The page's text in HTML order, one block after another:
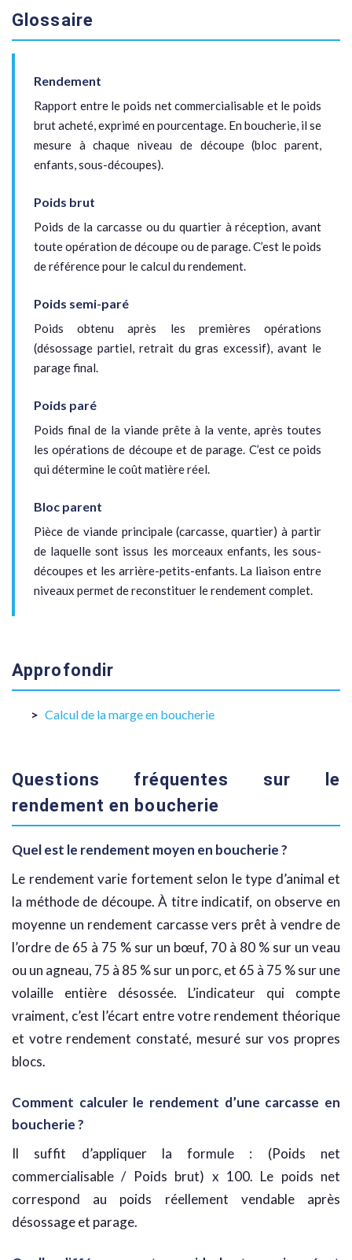
Glossaire
Rendement
Rapport entre le poids net commercialisable et le poids
brut acheté, exprimé en pourcentage. En boucherie, il se
mesure à chaque niveau de découpe (bloc parent,
enfants, sous-découpes).
Poids brut
Poids de la carcasse ou du quartier à réception, avant
toute opération de découpe ou de parage. C’est le poids
de référence pour le calcul du rendement.
Poids semi-paré
Poids obtenu après les premières opérations
(désossage partiel, retrait du gras excessif), avant le
parage final.
Poids paré
Poids final de la viande prête à la vente, après toutes
les opérations de découpe et de parage. C’est ce poids
qui détermine le coût matière réel.
Bloc parent
Pièce de viande principale (carcasse, quartier) à partir
de laquelle sont issus les morceaux enfants, les sous-
découpes et les arrière-petits-enfants. La liaison entre
niveaux permet de reconstituer le rendement complet.
Approfondir
Calcul de la marge en boucherie
Questions fréquentes sur le
rendement en boucherie
Quel est le rendement moyen en boucherie ?
Le rendement varie fortement selon le type d’animal et
la méthode de découpe. À titre indicatif, on observe en
moyenne un rendement carcasse vers prêt à vendre de
l’ordre de 65 à 75 % sur un bœuf, 70 à 80 % sur un veau
ou un agneau, 75 à 85 % sur un porc, et 65 à 75 % sur une
volaille entière désossée. L’indicateur qui compte
vraiment, c’est l’écart entre votre rendement théorique
et votre rendement constaté, mesuré sur vos propres
blocs.
Comment calculer le rendement d’une carcasse en
boucherie ?
Il suffit d’appliquer la formule : (Poids net
commercialisable / Poids brut) x 100. Le poids net
correspond au poids réellement vendable après
désossage et parage.